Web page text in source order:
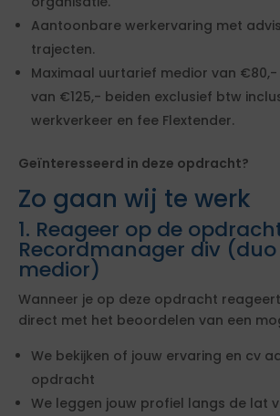
Aantoonbare werkervaring met
trajecten.
Maximaal uurtarief medior van
van €125,- beiden exclusief btw
werkverkeer en fee Flextender.
Geïnteresseerd in deze opdracht?
Zo gaan wij te werk
1. Reageer op de
Recordmanager div
medior)
Wanneer je op deze opdracht
direct met het beoordelen van een
We bekijken of jouw ervaring en cv
opdracht
We leggen jouw profiel langs de lat